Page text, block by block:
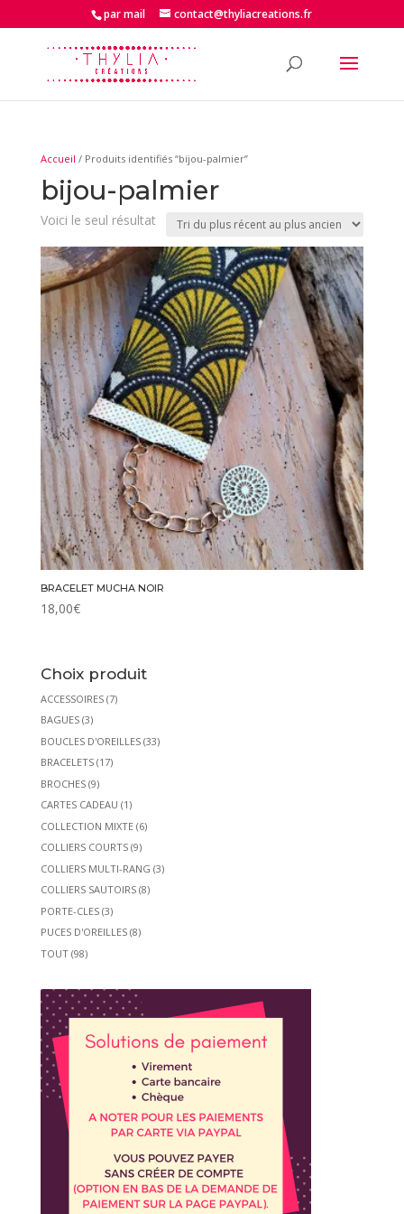
par mail contact@thyliacreations.fr
Accueil / Produits identifiés “bijou-palmier”
bijou-palmier
Voici le seul résultat
BRACELET MUCHA NOIR
18,00€
Choix produit
ACCESSOIRES (7)
BAGUES (3)
BOUCLES D'OREILLES (33)
BRACELETS (17)
BROCHES (9)
CARTES CADEAU (1)
COLLECTION MIXTE (6)
COLLIERS COURTS (9)
COLLIERS MULTI-RANG (3)
COLLIERS SAUTOIRS (8)
PORTE-CLES (3)
PUCES D'OREILLES (8)
TOUT (98)